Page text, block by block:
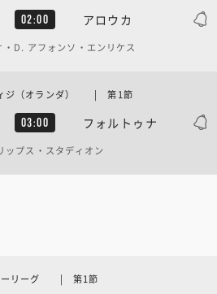
02:00 アロウカ
・D. アフォンソ・エンリケス
03:00 フォルトゥナ
ィジ（オランダ） | 第1節
ップス・スタディオン
ーリーグ | 第1節